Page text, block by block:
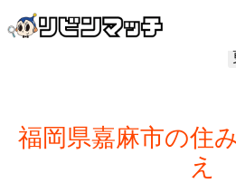
福岡県嘉麻市の住
え